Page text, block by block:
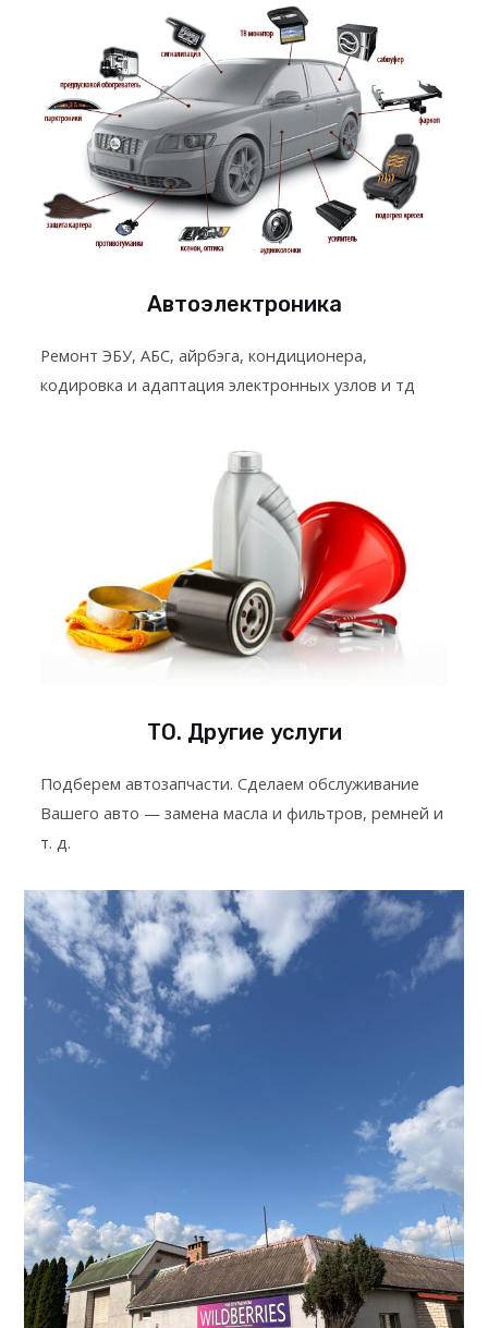
Автоэлектроника
Ремонт ЭБУ, АБС, айрбэга, кондиционера,
кодировка и адаптация электронных узлов и тд
ТО. Другие услуги
Подберем автозапчасти. Сделаем обслуживание
Вашего авто — замена масла и фильтров, ремней и
т. д.